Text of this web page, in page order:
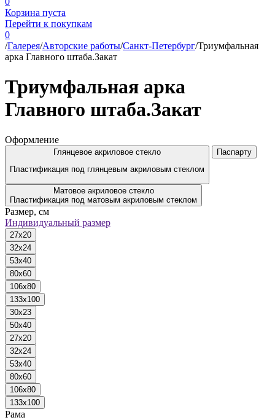
Корзина пуста
Перейти к покупкам
0
/Галерея/Авторские работы/Санкт-Петербург/Триумфальная
арка Главного штаба.Закат
Триумфальная арка
Главного штаба.Закат
Оформление
Глянцевое акриловое стекло
Пластификация под глянцевым акриловым стеклом
Паспарту
Матовое акриловое стекло
Пластификация под матовым акриловым стеклом
Размер, см
Индивидуальный размер
27x20
32x24
53x40
80x60
106x80
133x100
30x23
50x40
27x20
32x24
53x40
80x60
106x80
133x100
Рама